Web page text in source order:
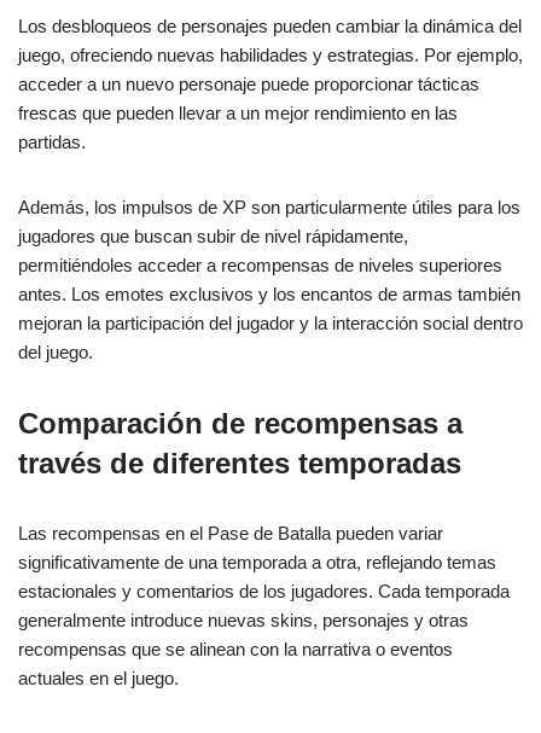
Los desbloqueos de personajes pueden cambiar la dinámica del
juego, ofreciendo nuevas habilidades y estrategias. Por ejemplo,
acceder a un nuevo personaje puede proporcionar tácticas
frescas que pueden llevar a un mejor rendimiento en las
partidas.
Además, los impulsos de XP son particularmente útiles para los
jugadores que buscan subir de nivel rápidamente,
permitiéndoles acceder a recompensas de niveles superiores
antes. Los emotes exclusivos y los encantos de armas también
mejoran la participación del jugador y la interacción social dentro
del juego.
Comparación de recompensas a
través de diferentes temporadas
Las recompensas en el Pase de Batalla pueden variar
significativamente de una temporada a otra, reflejando temas
estacionales y comentarios de los jugadores. Cada temporada
generalmente introduce nuevas skins, personajes y otras
recompensas que se alinean con la narrativa o eventos
actuales en el juego.